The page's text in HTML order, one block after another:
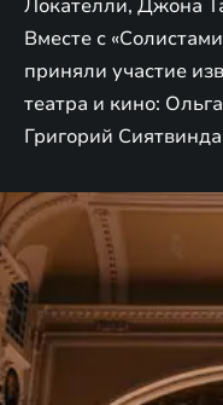
Локателли, Джона
Вместе с
приняли участие
театра и кино:
Григорий